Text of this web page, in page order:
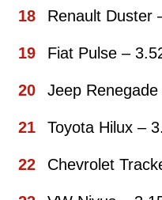
Renault Duster
Fiat Pulse –
Jeep
Toyota Hilux –
Chevrolet